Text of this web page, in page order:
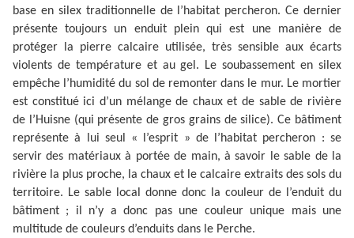
base en silex traditionnelle de l’habitat percheron. Ce dernier
présente toujours un enduit plein qui est une manière de
protéger la pierre calcaire utilisée, très sensible aux écarts
violents de température et au gel. Le soubassement en silex
empêche l’humidité du sol de remonter dans le mur. Le mortier
est constitué ici d’un mélange de chaux et de sable de rivière
de l’Huisne (qui présente de gros grains de silice). Ce bâtiment
représente à lui seul « l’esprit » de l’habitat percheron : se
servir des matériaux à portée de main, à savoir le sable de la
rivière la plus proche, la chaux et le calcaire extraits des sols du
territoire. Le sable local donne donc la couleur de l’enduit du
bâtiment ; il n’y a donc pas une couleur unique mais une
multitude de couleurs d’enduits dans le Perche.